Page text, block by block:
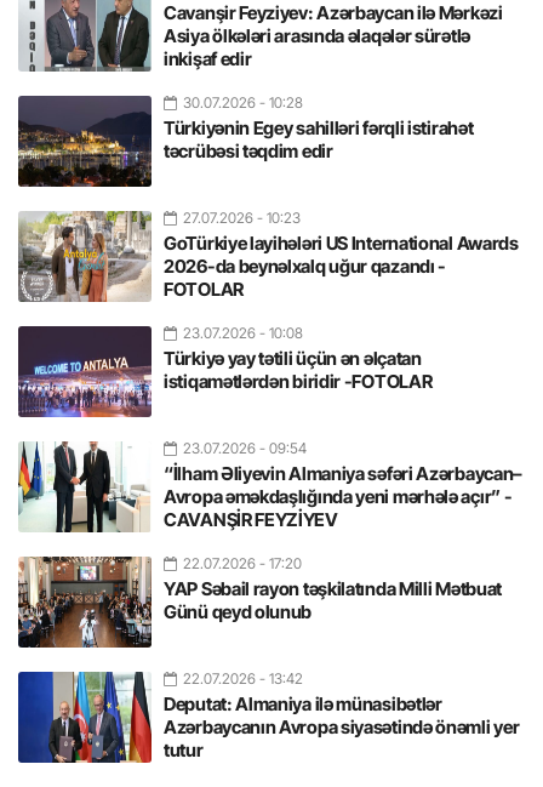
Cavanşir Feyziyev: Azərbaycan ilə Mərkəzi
Asiya ölkələri arasında əlaqələr sürətlə
inkişaf edir
30.07.2026 - 10:28
Türkiyənin Egey sahilləri fərqli istirahət
təcrübəsi təqdim edir
27.07.2026 - 10:23
GoTürkiye layihələri US International Awards
2026-da beynəlxalq uğur qazandı -
FOTOLAR
23.07.2026 - 10:08
Türkiyə yay tətili üçün ən əlçatan
istiqamətlərdən biridir -FOTOLAR
23.07.2026 - 09:54
“İlham Əliyevin Almaniya səfəri Azərbaycan–
Avropa əməkdaşlığında yeni mərhələ açır” -
CAVANŞİR FEYZİYEV
22.07.2026 - 17:20
YAP Səbail rayon təşkilatında Milli Mətbuat
Günü qeyd olunub
22.07.2026 - 13:42
Deputat: Almaniya ilə münasibətlər
Azərbaycanın Avropa siyasətində önəmli yer
tutur